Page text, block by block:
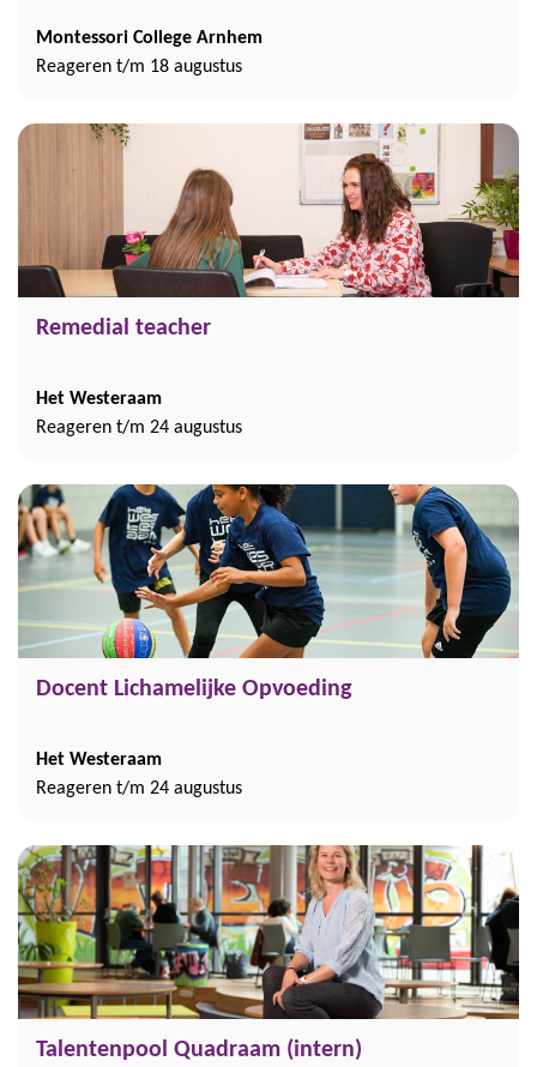
Montessori College Arnhem
Reageren t/m 18 augustus
Remedial teacher
Het Westeraam
Reageren t/m 24 augustus
Docent Lichamelijke Opvoeding
Het Westeraam
Reageren t/m 24 augustus
Talentenpool Quadraam (intern)